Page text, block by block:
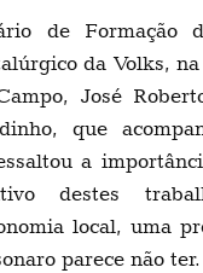
de Formação
da Volks,
José
que
a
destes
local, uma
parece não ter.